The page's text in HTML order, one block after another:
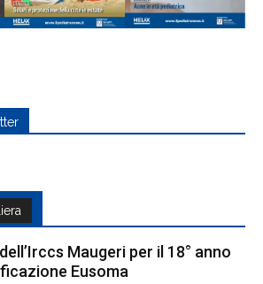
Maugeri per il 18° anno
Eusoma